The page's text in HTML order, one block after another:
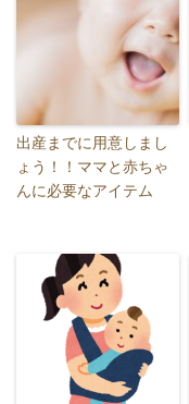
出産までに用意しまし
ょう！！ママと赤ちゃ
んに必要なアイテム